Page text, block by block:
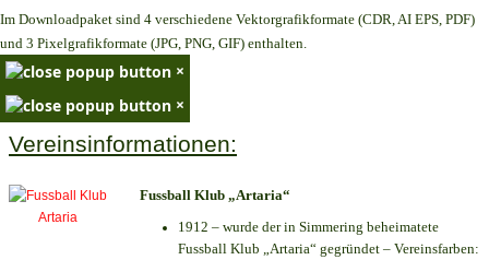
Im Downloadpaket sind 4 verschiedene Vektorgrafikformate (CDR, AI EPS, PDF)
und 3 Pixelgrafikformate (JPG, PNG, GIF) enthalten.
×
×
Vereinsinformationen:
Fussball Klub „Artaria“
1912 – wurde der in Simmering beheimatete
Fussball Klub „Artaria“ gegründet – Vereinsfarben: